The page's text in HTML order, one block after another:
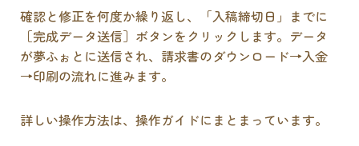
確認と修正を何度か繰り返し、「入稿締切日」までに
［完成データ送信］ボタンをクリックします。データ
が夢ふぉとに送信され、請求書のダウンロード→入金
→印刷の流れに進みます。
詳しい操作方法は、操作ガイドにまとまっています。